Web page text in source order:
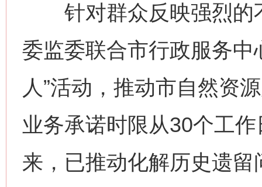
针对群众反映强烈的
委监委联合市行政服务中
人”活动，推动市自然资
业务承诺时限从30个工
来，已推动化解历史遗